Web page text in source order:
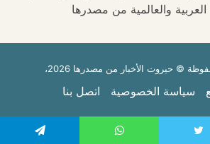
العربية والعالمية من مصدرها
© حيروت الأخبار من مصدرها 2026،
سياسة الخصوصية اتصل بنا